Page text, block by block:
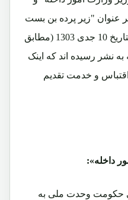
عنوان "زیر پرده بن بست
در کابینه" نوشته شده و هردو بتاریخ 10 جدی 1303 (مطابق
روزنامه به نشر رسیده اند که اینک
اقتباس و خدمت تقدیم
داخله»:
حکومت وحدت ملی به